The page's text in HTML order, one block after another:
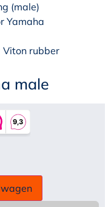
(male)
Yamaha
rubber
male